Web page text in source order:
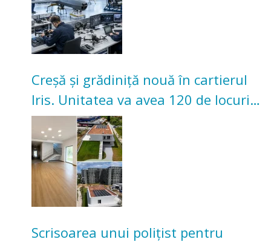
Creșă și grădiniță nouă în cartierul
Iris. Unitatea va avea 120 de locuri
pentru copii
Scrisoarea unui polițist pentru